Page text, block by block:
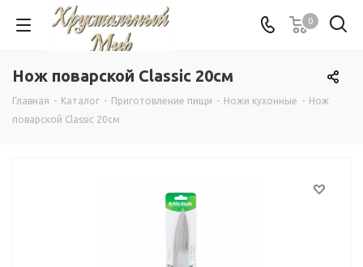
0
Нож поварской Classic 20см
Главная - Каталог - Приготовление пищи - Ножи кухонные - Нож
поварской Classic 20см